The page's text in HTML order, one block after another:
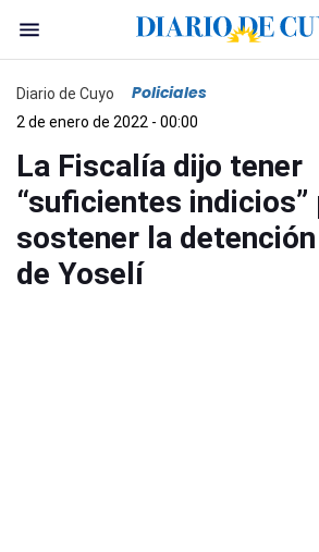
Diario de Cuyo Policiales
2 de enero de 2022 - 00:00
La Fiscalía dijo tener
“suficientes indicios”
sostener la
de Yoselí